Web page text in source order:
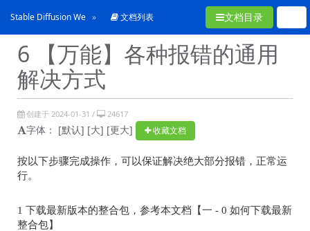
Stable Diffusion WebUI常见问题合集
文档列表 文档目录
6 【万能】各种报错的通用
解决方式
创建于 2024-01-31 / 24617
字体： [默认] [大] [更大] 收藏文档
按以下步骤完成操作，可以保证解决绝大部分报错，正常运
行。
1 下载最新版本的整合包，参考本文档【一 - 0 如何下载最新
整合包】